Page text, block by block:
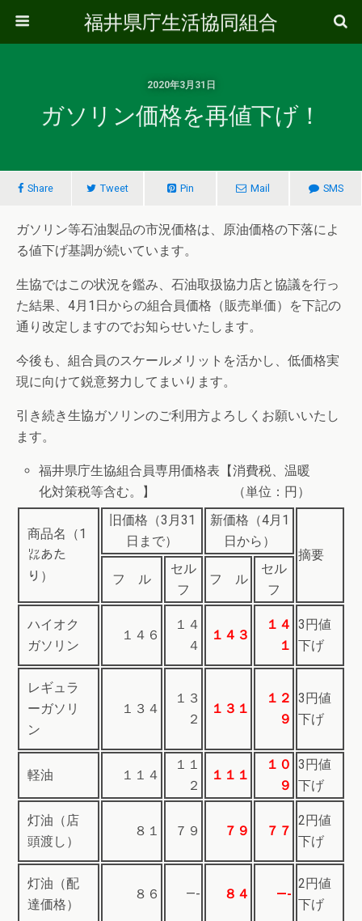
福井県庁生活協同組合
2020年3月31日
ガソリン価格を再値下げ！
Share Tweet Pin Mail SMS
ガソリン等石油製品の市況価格は、原油価格の下落によ
る値下げ基調が続いています。
生協ではこの状況を鑑み、石油取扱協力店と協議を行っ
た結果、4月1日からの組合員価格（販売単価）を下記の
通り改定しますのでお知らせいたします。
今後も、組合員のスケールメリットを活かし、低価格実
現に向けて鋭意努力してまいります。
引き続き生協ガソリンのご利用方よろしくお願いいたし
ます。
福井県庁生協組合員専用価格表【消費税、温暖
化対策税等含む。】 （単位：円）
商品名（1
㍑あた
り）
旧価格（3月31
日まで）
新価格（4月1
日から）
摘要
フ ル
セル
フ
フ ル
セル
フ
ハイオク
ガソリン
１４６
１４
４
１４３
１４
１
3円値
下げ
レギュラ
ーガソリ
ン
１３４
１３
２
１３１
１２
９
3円値
下げ
軽油 １１４
１１
２
１１１
１０
９
3円値
下げ
灯油（店
頭渡し）
８１ ７９ ７９ ７７
2円値
下げ
灯油（配
達価格）
８６ —- ８４ —-
2円値
下げ